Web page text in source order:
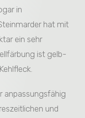
in
hat mit
ein sehr
ist gelb-
anpassungsfähig
und